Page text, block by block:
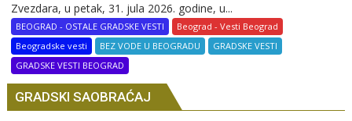
Zvezdara, u petak, 31. jula 2026. godine, u...
BEOGRAD - OSTALE GRADSKE VESTI
Beograd - Vesti Beograd
Beogradske vesti
BEZ VODE U BEOGRADU
GRADSKE VESTI
GRADSKE VESTI BEOGRAD
GRADSKI SAOBRAĆAJ